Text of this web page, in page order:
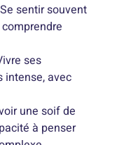
sentir souvent
ses
intense, avec
une soif de
à penser